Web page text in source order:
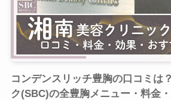
コンデンスリッチ豊胸の口コミは
ク(SBC)の全豊胸メニュー・料金